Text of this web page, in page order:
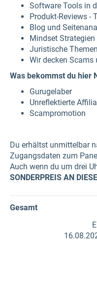
Software Tools in
Produkt-Reviews -
Blog und
Mindset Strategien
Juristische
Wir decken Scams
Was bekommst du hier
Gurugelaber
Unreflektierte
Scampromotion
Du erhältst unmittelbar
Zugangsdaten zum
Auch wenn du um drei
SONDERPREIS AN
Gesamt